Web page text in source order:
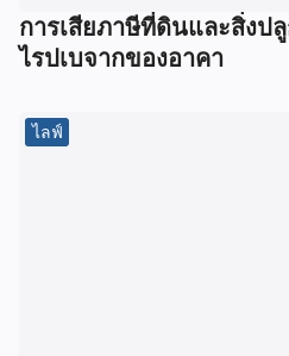
การเสียภาษีที่ดินและสิ่งป
ไรปเบจากของอาคา
ไลฟ์